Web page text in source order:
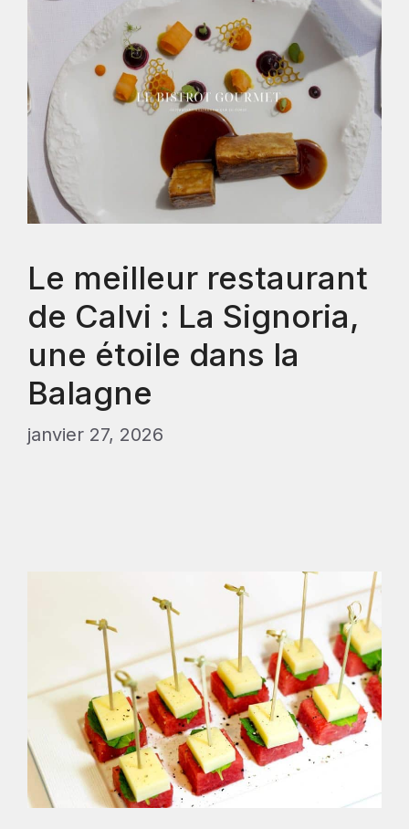
Le meilleur restaurant
de Calvi : La Signoria,
une étoile dans la
Balagne
janvier 27, 2026